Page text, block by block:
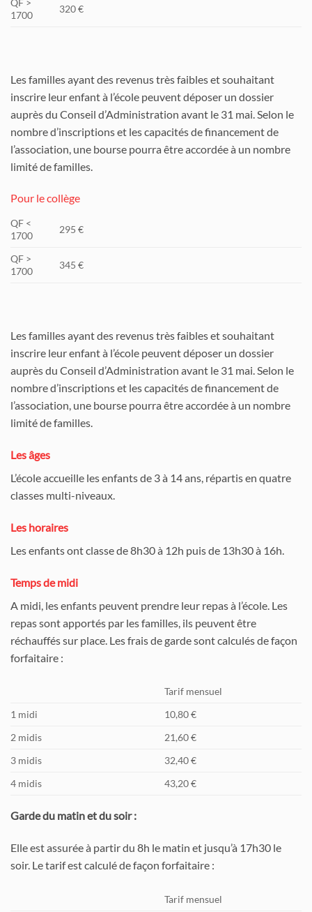
1700
320 €
Les familles ayant des revenus très faibles et souhaitant
inscrire leur enfant à l’école peuvent déposer un dossier
auprès du Conseil d’Administration avant le 31 mai. Selon le
nombre d’inscriptions et les capacités de financement de
l’association, une bourse pourra être accordée à un nombre
limité de familles.
Pour le collège
QF <
1700
295 €
QF >
1700
345 €
Les familles ayant des revenus très faibles et souhaitant
inscrire leur enfant à l’école peuvent déposer un dossier
auprès du Conseil d’Administration avant le 31 mai. Selon le
nombre d’inscriptions et les capacités de financement de
l’association, une bourse pourra être accordée à un nombre
limité de familles.
Les âges
L’école accueille les enfants de 3 à 14 ans, répartis en quatre
classes multi-niveaux.
Les horaires
Les enfants ont classe de 8h30 à 12h puis de 13h30 à 16h.
Temps de midi
A midi, les enfants peuvent prendre leur repas à l’école. Les
repas sont apportés par les familles, ils peuvent être
réchauffés sur place. Les frais de garde sont calculés de façon
forfaitaire :
Tarif mensuel
1 midi
10,80 €
2 midis
21,60 €
3 midis
32,40 €
4 midis
43,20 €
Garde du matin et du soir :
Elle est assurée à partir du 8h le matin et jusqu’à 17h30 le
soir. Le tarif est calculé de façon forfaitaire :
Tarif mensuel